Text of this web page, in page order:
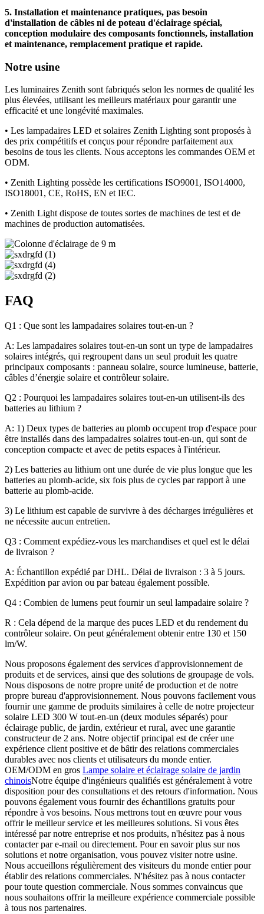
5. Installation et maintenance pratiques, pas besoin
d'installation de câbles ni de poteau d'éclairage spécial,
conception modulaire des composants fonctionnels, installation
et maintenance, remplacement pratique et rapide.
Notre usine
Les luminaires Zenith sont fabriqués selon les normes de qualité les
plus élevées, utilisant les meilleurs matériaux pour garantir une
efficacité et une longévité maximales.
• Les lampadaires LED et solaires Zenith Lighting sont proposés à
des prix compétitifs et conçus pour répondre parfaitement aux
besoins de tous les clients. Nous acceptons les commandes OEM et
ODM.
• Zenith Lighting possède les certifications ISO9001, ISO14000,
ISO18001, CE, RoHS, EN et IEC.
• Zenith Light dispose de toutes sortes de machines de test et de
machines de production automatisées.
FAQ
Q1 : Que sont les lampadaires solaires tout-en-un ?
A: Les lampadaires solaires tout-en-un sont un type de lampadaires
solaires intégrés, qui regroupent dans un seul produit les quatre
principaux composants : panneau solaire, source lumineuse, batterie,
câbles d’énergie solaire et contrôleur solaire.
Q2 : Pourquoi les lampadaires solaires tout-en-un utilisent-ils des
batteries au lithium ?
A: 1) Deux types de batteries au plomb occupent trop d'espace pour
être installés dans des lampadaires solaires tout-en-un, qui sont de
conception compacte et avec de petits espaces à l'intérieur.
2) Les batteries au lithium ont une durée de vie plus longue que les
batteries au plomb-acide, six fois plus de cycles par rapport à une
batterie au plomb-acide.
3) Le lithium est capable de survivre à des décharges irrégulières et
ne nécessite aucun entretien.
Q3 : Comment expédiez-vous les marchandises et quel est le délai
de livraison ?
A: Échantillon expédié par DHL. Délai de livraison : 3 à 5 jours.
Expédition par avion ou par bateau également possible.
Q4 : Combien de lumens peut fournir un seul lampadaire solaire ?
R : Cela dépend de la marque des puces LED et du rendement du
contrôleur solaire. On peut généralement obtenir entre 130 et 150
lm/W.
Nous proposons également des services d'approvisionnement de
produits et de services, ainsi que des solutions de groupage de vols.
Nous disposons de notre propre unité de production et de notre
propre bureau d'approvisionnement. Nous pouvons facilement vous
fournir une gamme de produits similaires à celle de notre projecteur
solaire LED 300 W tout-en-un (deux modules séparés) pour
éclairage public, de jardin, extérieur et rural, avec une garantie
constructeur de 2 ans. Notre objectif principal est de créer une
expérience client positive et de bâtir des relations commerciales
durables avec nos clients et utilisateurs du monde entier.
OEM/ODM en gros Lampe solaire et éclairage solaire de jardin
chinoisNotre équipe d'ingénieurs qualifiés est généralement à votre
disposition pour des consultations et des retours d'information. Nous
pouvons également vous fournir des échantillons gratuits pour
répondre à vos besoins. Nous mettrons tout en œuvre pour vous
offrir le meilleur service et les meilleures solutions. Si vous êtes
intéressé par notre entreprise et nos produits, n'hésitez pas à nous
contacter par e-mail ou directement. Pour en savoir plus sur nos
solutions et notre organisation, vous pouvez visiter notre usine.
Nous accueillons régulièrement des visiteurs du monde entier pour
établir des relations commerciales. N'hésitez pas à nous contacter
pour toute question commerciale. Nous sommes convaincus que
nous souhaitons offrir la meilleure expérience commerciale possible
à tous nos partenaires.